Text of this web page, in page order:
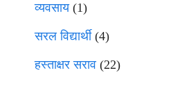
व्यवसाय(1)
सरल विद्यार्थी(4)
हस्ताक्षर सराव (22)